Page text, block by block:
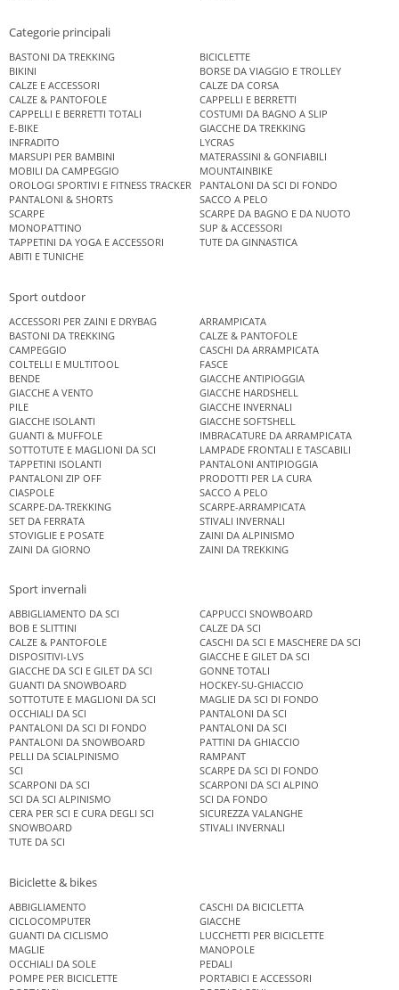
Categorie principali
BASTONI DA TREKKING
BICICLETTE
BIKINI
BORSE DA VIAGGIO E TROLLEY
CALZE E ACCESSORI
CALZE DA CORSA
CALZE & PANTOFOLE
CAPPELLI E BERRETTI
CAPPELLI E BERRETTI TOTALI
COSTUMI DA BAGNO A SLIP
E-BIKE
GIACCHE DA TREKKING
INFRADITO
LYCRAS
MARSUPI PER BAMBINI
MATERASSINI & GONFIABILI
MOBILI DA CAMPEGGIO
MOUNTAINBIKE
OROLOGI SPORTIVI E FITNESS TRACKER
PANTALONI DA SCI DI FONDO
PANTALONI & SHORTS
SACCO A PELO
SCARPE
SCARPE DA BAGNO E DA NUOTO
MONOPATTINO
SUP & ACCESSORI
TAPPETINI DA YOGA E ACCESSORI
TUTE DA GINNASTICA
ABITI E TUNICHE
Sport outdoor
ACCESSORI PER ZAINI E DRYBAG
ARRAMPICATA
BASTONI DA TREKKING
CALZE & PANTOFOLE
CAMPEGGIO
CASCHI DA ARRAMPICATA
COLTELLI E MULTITOOL
FASCE
BENDE
GIACCHE ANTIPIOGGIA
GIACCHE A VENTO
GIACCHE HARDSHELL
PILE
GIACCHE INVERNALI
GIACCHE ISOLANTI
GIACCHE SOFTSHELL
GUANTI & MUFFOLE
IMBRACATURE DA ARRAMPICATA
SOTTOTUTE E MAGLIONI DA SCI
LAMPADE FRONTALI E TASCABILI
TAPPETINI ISOLANTI
PANTALONI ANTIPIOGGIA
PANTALONI ZIP OFF
PRODOTTI PER LA CURA
CIASPOLE
SACCO A PELO
SCARPE-DA-TREKKING
SCARPE-ARRAMPICATA
SET DA FERRATA
STIVALI INVERNALI
STOVIGLIE E POSATE
ZAINI DA ALPINISMO
ZAINI DA GIORNO
ZAINI DA TREKKING
Sport invernali
ABBIGLIAMENTO DA SCI
CAPPUCCI SNOWBOARD
BOB E SLITTINI
CALZE DA SCI
CALZE & PANTOFOLE
CASCHI DA SCI E MASCHERE DA SCI
DISPOSITIVI-LVS
GIACCHE E GILET DA SCI
GIACCHE DA SCI E GILET DA SCI
GONNE TOTALI
GUANTI DA SNOWBOARD
HOCKEY-SU-GHIACCIO
SOTTOTUTE E MAGLIONI DA SCI
MAGLIE DA SCI DI FONDO
OCCHIALI DA SCI
PANTALONI DA SCI
PANTALONI DA SCI DI FONDO
PANTALONI DA SCI
PANTALONI DA SNOWBOARD
PATTINI DA GHIACCIO
PELLI DA SCIALPINISMO
RAMPANT
SCI
SCARPE DA SCI DI FONDO
SCARPONI DA SCI
SCARPONI DA SCI ALPINO
SCI DA SCI ALPINISMO
SCI DA FONDO
CERA PER SCI E CURA DEGLI SCI
SICUREZZA VALANGHE
SNOWBOARD
STIVALI INVERNALI
TUTE DA SCI
Biciclette & bikes
ABBIGLIAMENTO
CASCHI DA BICICLETTA
CICLOCOMPUTER
GIACCHE
GUANTI DA CICLISMO
LUCCHETTI PER BICICLETTE
MAGLIE
MANOPOLE
OCCHIALI DA SOLE
PEDALI
POMPE PER BICICLETTE
PORTABICI E ACCESSORI